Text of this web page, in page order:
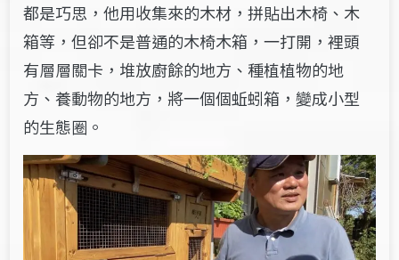
都是巧思，他用收集來的木材，拼貼出木椅、木
箱等，但卻不是普通的木椅木箱，一打開，裡頭
有層層關卡，堆放廚餘的地方、種植植物的地
方、養動物的地方，將一個個蚯蚓箱，變成小型
的生態圈。